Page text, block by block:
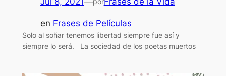
en Frases de Películas
Solo al soñar tenemos libertad siempre fue así y
siempre lo será. La sociedad de los poetas muertos